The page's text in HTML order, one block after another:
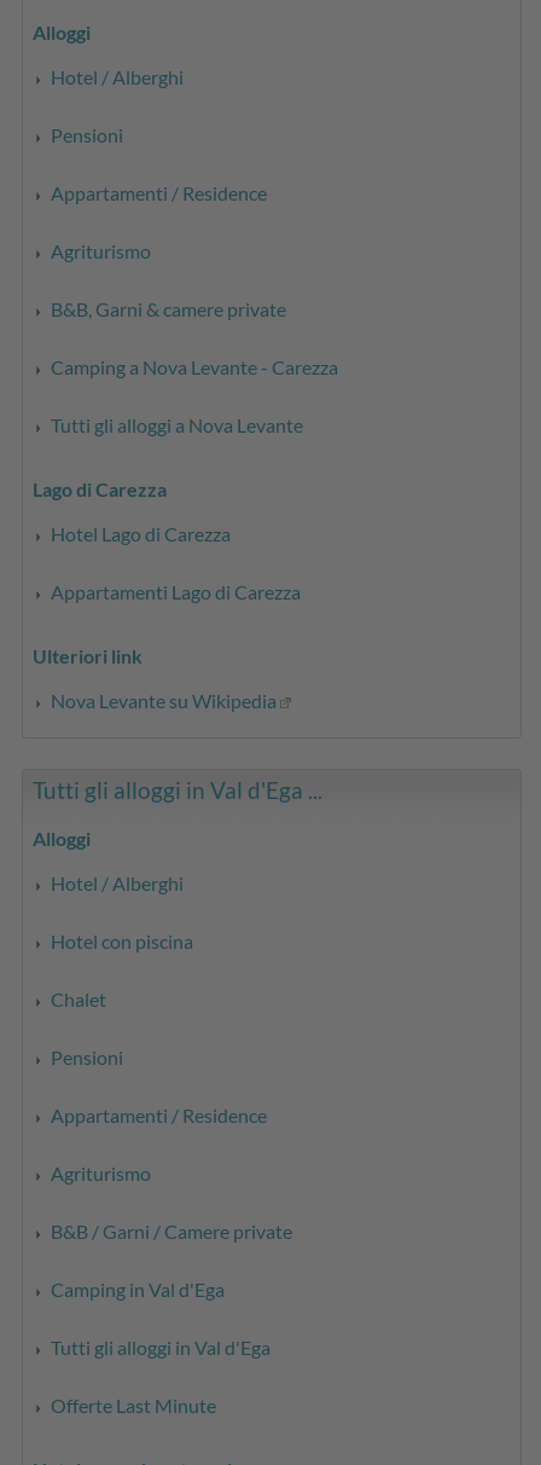
Alloggi
Hotel / Alberghi
Pensioni
Appartamenti / Residence
Agriturismo
B&B, Garni & camere private
Camping a Nova Levante - Carezza
Tutti gli alloggi a Nova Levante
Lago di Carezza
Hotel Lago di Carezza
Appartamenti Lago di Carezza
Ulteriori link
Nova Levante su Wikipedia
Tutti gli alloggi in Val d'Ega ...
Alloggi
Hotel / Alberghi
Hotel con piscina
Chalet
Pensioni
Appartamenti / Residence
Agriturismo
B&B / Garni / Camere private
Camping in Val d'Ega
Tutti gli alloggi in Val d'Ega
Offerte Last Minute